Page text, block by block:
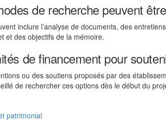
de recherche peuvent
inclure l’analyse de documents, des
et des objectifs de la mémoire.
de financement pour
ou des soutiens proposés par des
de rechercher ces options dès le début du
patrimonial